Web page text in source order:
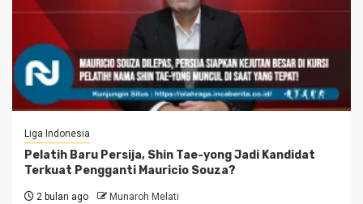
Liga Indonesia
Pelatih Baru Persija, Shin Tae-yong Jadi Kandidat
Terkuat Pengganti Mauricio Souza?
2 bulan ago Munaroh Melati